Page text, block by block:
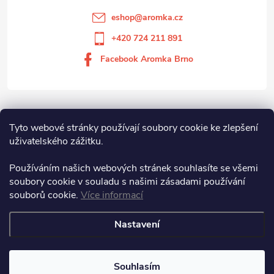
Tyto webové stránky používají soubory cookie ke zlepšení
uživatelského zážitku.
Používáním našich webových stránek souhlasíte se všemi
soubory cookie v souladu s našimi zásadami používání
souborů cookie. Více informací
Nastavení
Souhlasím
Vše o nákupu
Aromka Brno s.r.o
eshop@aromka.cz
+420 724 211 891
Facebook Aromka Brno
Copyright 2026Aromka Brno. Všechna práva vyhrazena.